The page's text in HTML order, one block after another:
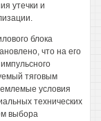
утечки и
блока
что на его
тяговым
условия
технических
выбора